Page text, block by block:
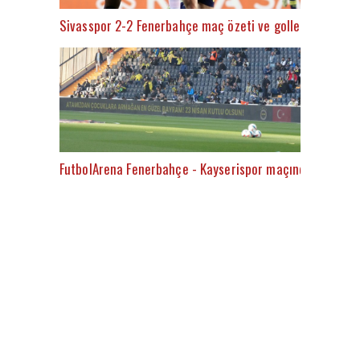
Sivasspor 2-2 Fenerbahçe maç özeti ve golleri (İZLE)
FutbolArena Fenerbahçe - Kayserispor maçında